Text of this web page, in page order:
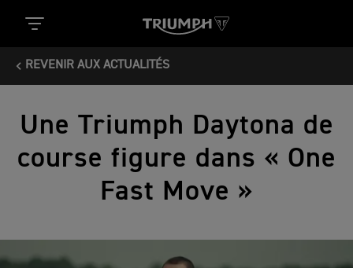
REVENIR AUX ACTUALITÉS
Une Triumph Daytona de
course figure dans « One
Fast Move »